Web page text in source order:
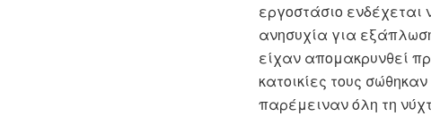
εργοστάσιο ενδέχεται
ανησυχία για
είχαν απομακρυνθεί
κατοικίες τους
παρέμειναν όλη τη